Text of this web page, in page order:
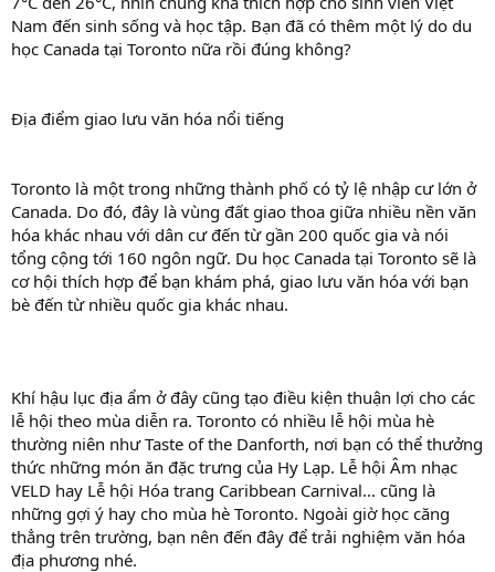
Nam đến sinh sống và học tập. Bạn đã có thêm một lý do du
học Canada tại Toronto nữa rồi đúng không?
Địa điểm giao lưu văn hóa nổi tiếng
Toronto là một trong những thành phố có tỷ lệ nhập cư lớn ở
Canada. Do đó, đây là vùng đất giao thoa giữa nhiều nền văn
hóa khác nhau với dân cư đến từ gần 200 quốc gia và nói
tổng cộng tới 160 ngôn ngữ. Du học Canada tại Toronto sẽ là
cơ hội thích hợp để bạn khám phá, giao lưu văn hóa với bạn
bè đến từ nhiều quốc gia khác nhau.
Khí hậu lục địa ẩm ở đây cũng tạo điều kiện thuận lợi cho các
lễ hội theo mùa diễn ra. Toronto có nhiều lễ hội mùa hè
thường niên như Taste of the Danforth, nơi bạn có thể thưởng
thức những món ăn đặc trưng của Hy Lạp. Lễ hội Âm nhạc
VELD hay Lễ hội Hóa trang Caribbean Carnival... cũng là
những gợi ý hay cho mùa hè Toronto. Ngoài giờ học căng
thẳng trên trường, bạn nên đến đây để trải nghiệm văn hóa
địa phương nhé.